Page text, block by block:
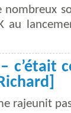
c’était
rajeunit